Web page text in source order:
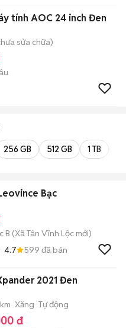
tính AOC 24 inch Đen
sửa chữa)
256 GB 512 GB 1 TB
Bạc
B (Xã Tân Vĩnh Lộc mới)
4.7 599 đã bán
2021 Đen
Xăng Tự động
đ